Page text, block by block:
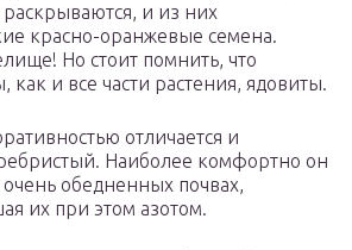
и из них
красно-оранжевые семена.
Но стоит помнить, что
и все части растения, ядовиты.
отличается и
Наиболее комфортно он
очень обедненных почвах,
их при этом азотом.